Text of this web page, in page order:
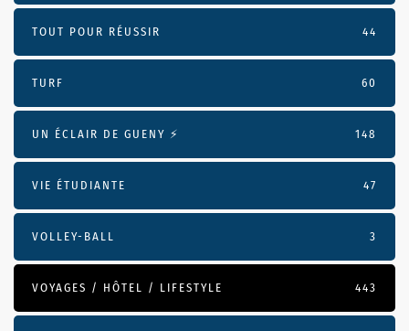
TOUT POUR RÉUSSIR 44
TURF 60
UN ÉCLAIR DE GUENY ⚡️ 148
VIE ÉTUDIANTE 47
VOLLEY-BALL 3
VOYAGES / HÔTEL / LIFESTYLE 443